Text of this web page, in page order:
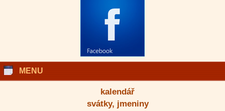
MENU
kalendář
svátky, jmeniny